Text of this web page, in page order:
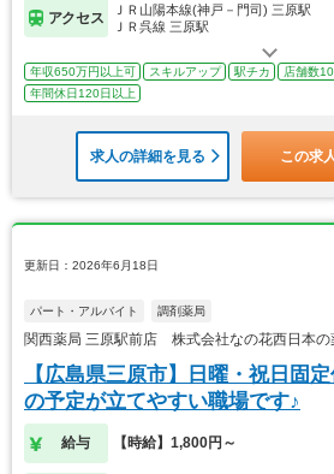
アクセス
ＪＲ山陽本線(神戸－門司) 三原駅
ＪＲ呉線 三原駅
年収650万円以上可 スキルアップ 駅チカ 店舗数
年間休日120日以上
求人の詳細を見る この求
更新日：2026年6月18日
パート・アルバイト 調剤薬局
関西薬局 三原駅前店 株式会社なの花西日本の
【広島県三原市】日曜・祝日固
の予定が立てやすい職場です♪
給与 【時給】1,800円～